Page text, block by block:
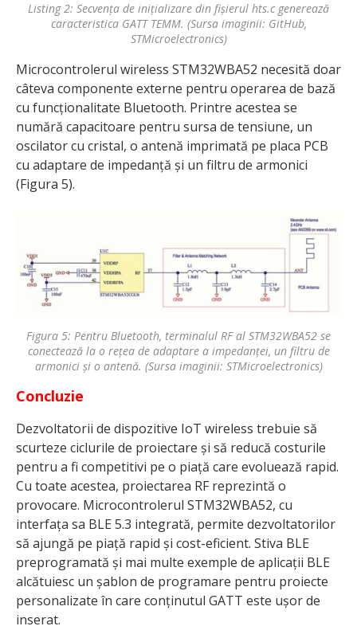
Listing 2: Secvența de inițializare din fișierul hts.c generează
caracteristica GATT TEMM. (Sursa imaginii: GitHub,
STMicroelectronics)
Microcontrolerul wireless STM32WBA52 necesită doar
câteva componente externe pentru operarea de bază
cu funcționalitate Bluetooth. Printre acestea se
numără capacitoare pentru sursa de tensiune, un
oscilator cu cristal, o antenă imprimată pe placa PCB
cu adaptare de impedanță și un filtru de armonici
(Figura 5).
Figura 5: Pentru Bluetooth, terminalul RF al STM32WBA52 se
conectează la o rețea de adaptare a impedanței, un filtru de
armonici și o antenă. (Sursa imaginii: STMicroelectronics)
Concluzie
Dezvoltatorii de dispozitive IoT wireless trebuie să
scurteze ciclurile de proiectare și să reducă costurile
pentru a fi competitivi pe o piață care evoluează rapid.
Cu toate acestea, proiectarea RF reprezintă o
provocare. Microcontrolerul STM32WBA52, cu
interfața sa BLE 5.3 integrată, permite dezvoltatorilor
să ajungă pe piață rapid și cost-eficient. Stiva BLE
preprogramată și mai multe exemple de aplicații BLE
alcătuiesc un șablon de programare pentru proiecte
personalizate în care conținutul GATT este ușor de
inserat.